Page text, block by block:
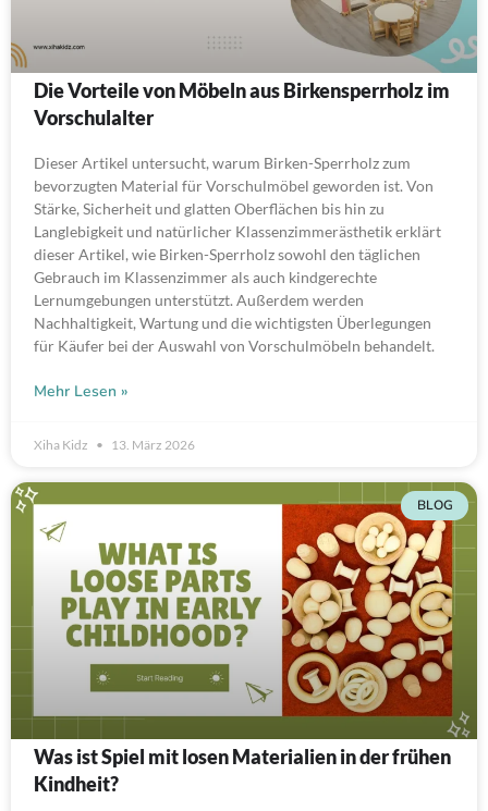
Die Vorteile von Möbeln aus Birkensperrholz im
Vorschulalter
Dieser Artikel untersucht, warum Birken-Sperrholz zum
bevorzugten Material für Vorschulmöbel geworden ist. Von
Stärke, Sicherheit und glatten Oberflächen bis hin zu
Langlebigkeit und natürlicher Klassenzimmerästhetik erklärt
dieser Artikel, wie Birken-Sperrholz sowohl den täglichen
Gebrauch im Klassenzimmer als auch kindgerechte
Lernumgebungen unterstützt. Außerdem werden
Nachhaltigkeit, Wartung und die wichtigsten Überlegungen
für Käufer bei der Auswahl von Vorschulmöbeln behandelt.
Mehr Lesen »
Xiha Kidz 13. März 2026
BLOG
Was ist Spiel mit losen Materialien in der frühen
Kindheit?